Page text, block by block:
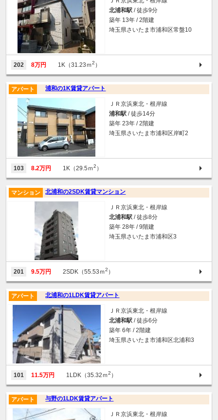
北浦和駅 / 徒歩9分
築年 13年 / 2階建
埼玉県さいたま市浦和区常盤10
202 8万円 1K（31.23ｍ2 ）
浦和の1K賃貸アパート
アパート
ＪＲ京浜東北・根岸線
浦和駅 / 徒歩14分
築年 23年 / 2階建
埼玉県さいたま市浦和区岸町2
103 8.2万円 1K（29.5ｍ2 ）
北浦和の2SDK賃貸マンション
マンション
ＪＲ京浜東北・根岸線
北浦和駅 / 徒歩8分
築年 28年 / 9階建
埼玉県さいたま市浦和区3
201 9.5万円 2SDK（55.53ｍ2 ）
北浦和の1LDK賃貸アパート
アパート
ＪＲ京浜東北・根岸線
北浦和駅 / 徒歩6分
築年 6年 / 2階建
埼玉県さいたま市浦和区北浦和3
101 11.5万円 1LDK（35.32ｍ2 ）
与野の1LDK賃貸アパート
アパート
ＪＲ京浜東北・根岸線